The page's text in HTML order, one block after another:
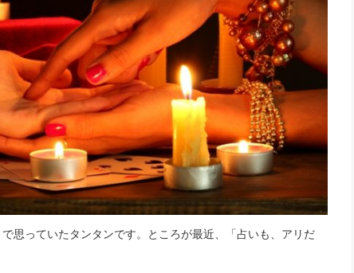
思っていたタンタンです。ところが最近、「占いも、アリだ